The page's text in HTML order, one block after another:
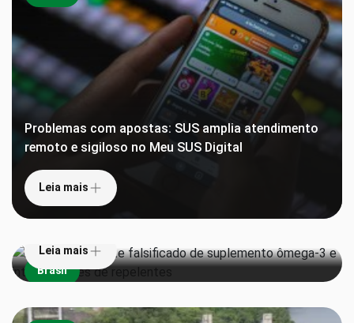
Problemas com apostas: SUS amplia atendimento
remoto e sigiloso no Meu SUS Digital
Leia mais
Brasil
Anvisa proíbe lote falsificado de suplemento
ômega-3 e interdita lotes de repelentes
Leia mais